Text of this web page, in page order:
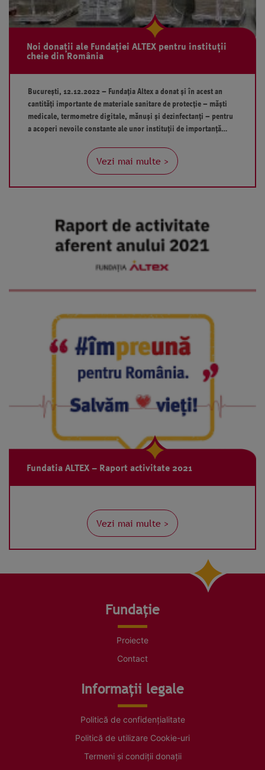
Noi donații ale Fundației ALTEX pentru instituții
cheie din România
București, 12.12.2022 – Fundația Altex a donat și în acest an
cantități importante de materiale sanitare de protecție – măști
medicale, termometre digitale, mănuși și dezinfectanți – pentru
a acoperi nevoile constante ale unor instituții de importanță
de lei, iar printre cei 14 beneficiari se numără Administratia…
Vezi mai multe >
Fundatia ALTEX – Raport activitate 2021
Vezi mai multe >
Fundație
Proiecte
Contact
Informații legale
Politică de confidențialitate
Politică de utilizare Cookie-uri
Termeni și condiții donații